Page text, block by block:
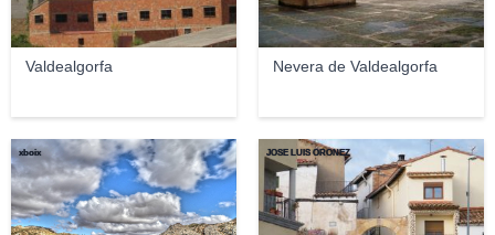
Valdealgorfa Nevera de Valdealgorfa
xboix JOSE LUIS OROÑEZ